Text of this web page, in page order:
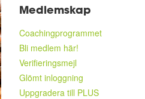
Medlemskap
Coachingprogrammet
Bli medlem här!
Verifieringsmejl
Glömt inloggning
Uppgradera till PLUS